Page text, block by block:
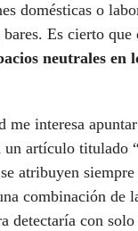
domésticas o
Es cierto
neutrales en
me interesa
un artículo titulado
atribuyen
combinación de
detectaría con